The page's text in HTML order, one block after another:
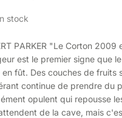
stock
PARKER "Le Corton
est le premier signe que
fût. Des couches de fruits
continue de prendre du
opulent qui repousse
de la cave, mais